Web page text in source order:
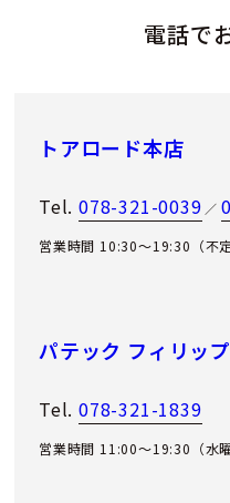
電話で
トアロード本店
Tel. 078-321-0039 ／
営業時間 10:30～19:30（不定
パテック フィリッ
Tel. 078-321-1839
営業時間 11:00〜19:30（水曜